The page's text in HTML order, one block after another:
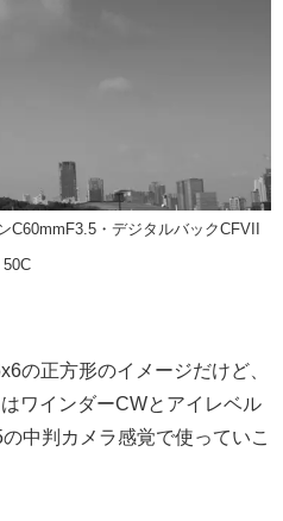
C60mmF3.5・デジタルバックCFVII
50C
の正方形のイメージだけど、
ワインダーCWとアイレベル
中判カメラ感覚で使っていこ